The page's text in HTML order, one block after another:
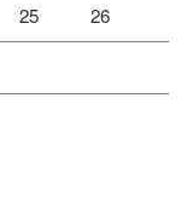
25 26